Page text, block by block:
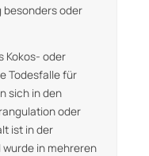
besonders oder
Kokos- oder
Todesfalle für
sich in den
oder
ist in der
in mehreren